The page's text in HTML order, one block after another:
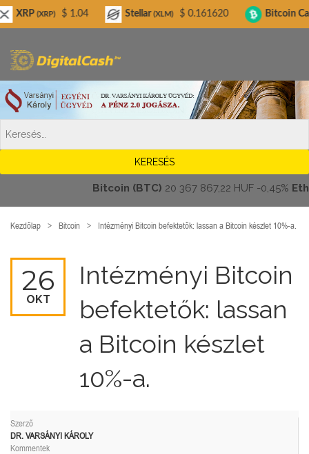
Bitcoin (BTC)20 367 867,22 HUF -0,45%
Kezdőlap Bitcoin Intézményi Bitcoin befektetők: lassan a Bitcoin készlet 10%-a.
26
OKT
Intézményi Bitcoin
befektetők: lassan
a Bitcoin készlet
10%-a.
Szerző
DR. VARSÁNYI KÁROLY
Kommentek
$ 1.04 Stellar (XLM) $ 0.161620 Bitcoin Cash (BCH) $
Digitalcash.hu